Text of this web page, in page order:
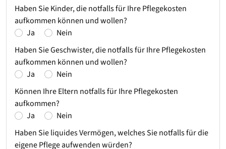
Haben Sie Kinder, die notfalls für Ihre Pflegekosten
aufkommen können und wollen?
Ja
Nein
Haben Sie Geschwister, die notfalls für Ihre Pflegekosten
aufkommen können und wollen?
Ja
Nein
Können Ihre Eltern notfalls für Ihre Pflegekosten
aufkommen?
Ja
Nein
Haben Sie liquides Vermögen, welches Sie notfalls für die
eigene Pflege aufwenden würden?